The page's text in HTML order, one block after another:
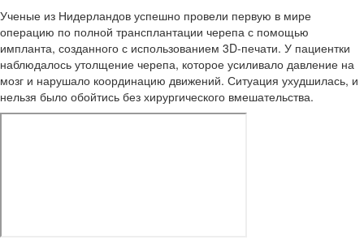
Ученые из Нидерландов успешно провели первую в мире
операцию по полной трансплантации черепа с помощью
импланта, созданного с использованием 3D-печати. У пациентки
наблюдалось утолщение черепа, которое усиливало давление на
мозг и нарушало координацию движений. Ситуация ухудшилась, и
нельзя было обойтись без хирургического вмешательства.